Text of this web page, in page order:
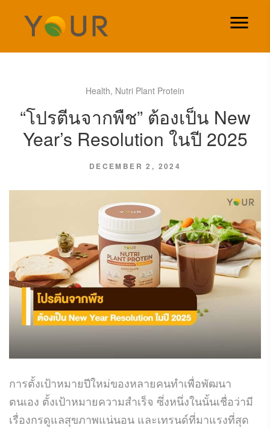
Health, Nutri Plant Protein
“โปรตีนจากพืช” ต้องเป็น New
Year’s Resolution ในปี 2025
DECEMBER 2, 2024
การตั้งเป้าหมายปีใหม่ของหลายคนทำเพื่อพัฒนา
ตนเอง ตั้งเป้าหมายความสำเร็จ ซึ่งหนึ่งในนั้นเชื่อว่ามี
เรื่องกรดูแลสุขภาพแน่นอน และเทรนด์ที่มาแรงที่สุด